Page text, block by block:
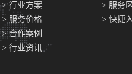
> 行业方案
> 服务价格
> 合作案例
> 行业资讯
> 服务
> 快捷